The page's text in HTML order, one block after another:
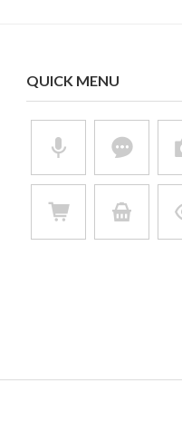
QUICK MENU